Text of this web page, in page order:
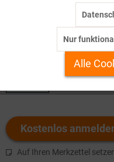
Welchen
Kostenlos
Auf Ihren Merkzettel
Personalisierung
Service
Nur
Alle